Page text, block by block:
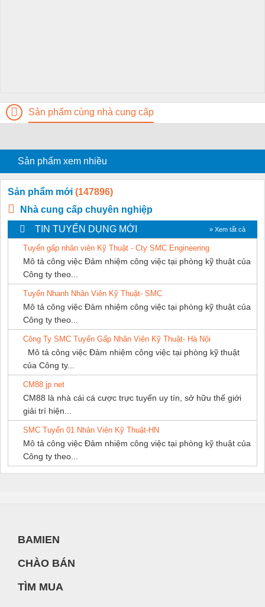
Sản phẩm cùng nhà cung cấp
Sản phẩm xem nhiều
Sản phẩm mới (147896)
Nhà cung cấp chuyên nghiệp
TIN TUYỂN DỤNG MỚI
» Xem tất cả
Tuyển gấp nhân viên Kỹ Thuật - Cty SMC Engineering
Mô tả công việc Đảm nhiệm công việc tại phòng kỹ thuật của
Công ty theo...
Tuyển Nhanh Nhân Viên Kỹ Thuật- SMC
Mô tả công việc Đảm nhiệm công việc tại phòng kỹ thuật của
Công ty theo...
Công Ty SMC Tuyển Gấp Nhân Viên Kỹ Thuật- Hà Nội
Mô tả công việc Đảm nhiệm công việc tại phòng kỹ thuật
của Công ty...
CM88 jp net
CM88 là nhà cái cá cược trực tuyến uy tín, sở hữu thế giới
giải trí hiện...
SMC Tuyển 01 Nhân Viên Kỹ Thuật-HN
Mô tả công việc Đảm nhiệm công việc tại phòng kỹ thuật của
Công ty theo...
BAMIEN
CHÀO BÁN
TÌM MUA